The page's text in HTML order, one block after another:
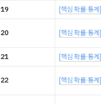
19 [핵심 확률·통계]
20 [핵심 확률·통계]
21 [핵심 확률·통계]
22 [핵심 확률·통계]